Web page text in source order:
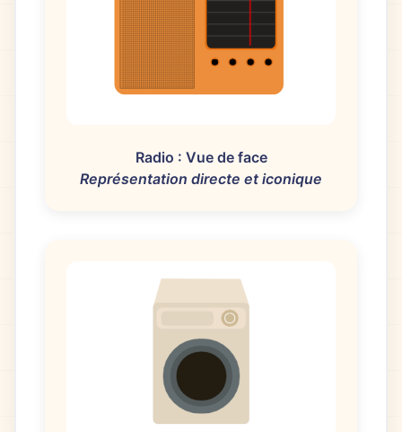
Radio : Vue de face
Représentation directe et iconique